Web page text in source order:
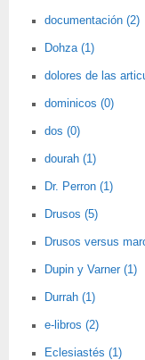
documentación (2)
Dohza (1)
dolores de las
dominicos (0)
dos (0)
dourah (1)
Dr. Perron (1)
Drusos (5)
Drusos versus
Dupin y Varner (1)
Durrah (1)
e-libros (2)
Eclesiastés (1)